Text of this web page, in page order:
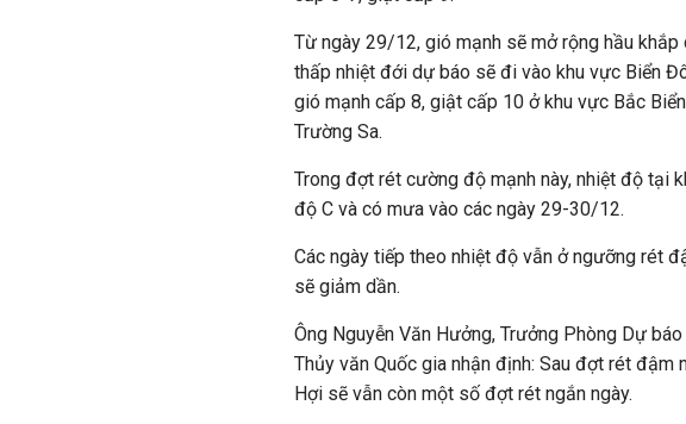
Từ ngày 29/12, gió mạnh sẽ mở rộng hầu khắp
thấp nhiệt đới dự báo sẽ đi vào khu vực Biển
gió mạnh cấp 8, giật cấp 10 ở khu vực Bắc
Trường Sa.
Trong đợt rét cường độ mạnh này, nhiệt độ tại
độ C và có mưa vào các ngày 29-30/12.
Các ngày tiếp theo nhiệt độ vẫn ở ngưỡng rét
sẽ giảm dần.
Ông Nguyễn Văn Hưởng, Trưởng Phòng Dự
Thủy văn Quốc gia nhận định: Sau đợt rét đậm
Hợi sẽ vẫn còn một số đợt rét ngắn ngày.